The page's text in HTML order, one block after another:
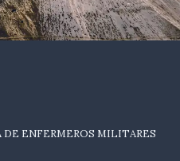
ENFERMEROS MILITARES